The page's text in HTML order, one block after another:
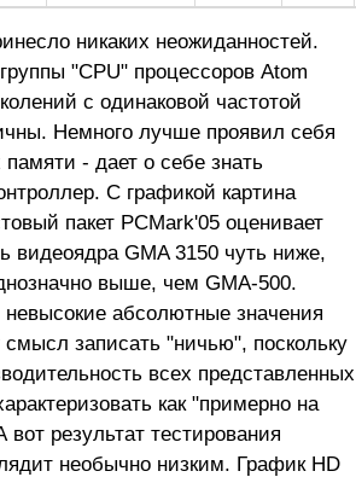
никаких неожиданностей.
"CPU" процессоров Atom
с одинаковой частотой
Немного лучше проявил себя
- дает о себе знать
С графикой картина
пакет PCMark'05 оценивает
видеоядра GMA 3150 чуть ниже,
выше, чем GMA-500.
абсолютные значения
смысл записать "ничью", поскольку
всех представленных
как "примерно на
результат тестирования
необычно низким. График HD